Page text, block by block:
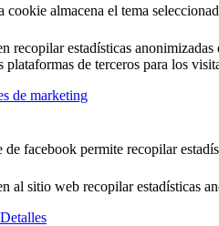
cookie almacena el tema
recopilar estadísticas
plataformas de terceros para los
de marketing
de facebook permite recopilar
al sitio web recopilar estadísticas